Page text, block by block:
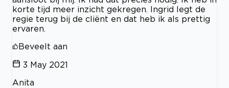
korte tijd meer inzicht gekregen. Ingrid legt de
regie terug bij de cliënt en dat heb ik als prettig
ervaren.
Beveelt aan
3 May 2021
Anita